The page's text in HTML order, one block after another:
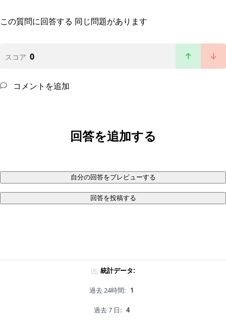
この質問に回答する 同じ問題があります
スコア 0
コメントを追加
回答を追加する
自分の回答をプレビューする
回答を投稿する
統計データ:
過去 24時間: 1
過去 7 日: 4